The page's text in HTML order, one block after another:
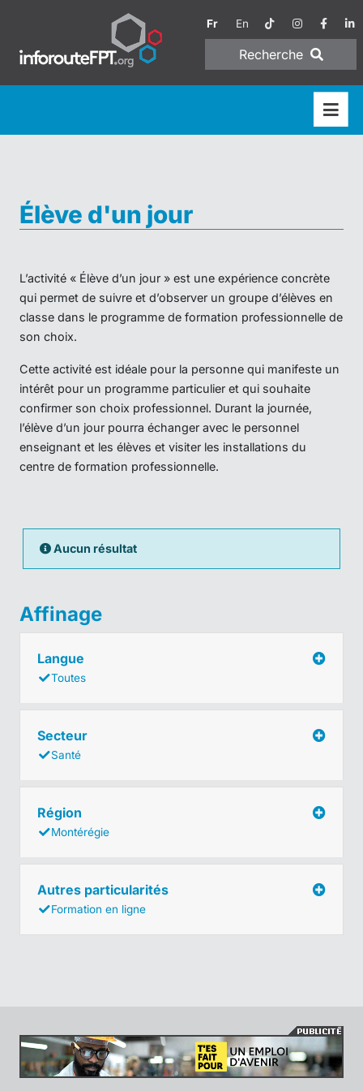
Fr En
Recherche
Élève d'un jour
L’activité « Élève d’un jour » est une expérience concrète
qui permet de suivre et d’observer un groupe d’élèves en
classe dans le programme de formation professionnelle de
son choix.
Cette activité est idéale pour la personne qui manifeste un
intérêt pour un programme particulier et qui souhaite
confirmer son choix professionnel. Durant la journée,
l’élève d’un jour pourra échanger avec le personnel
enseignant et les élèves et visiter les installations du
centre de formation professionnelle.
Aucun résultat
Affinage
Langue
Toutes
Secteur
Santé
Région
Montérégie
Autres particularités
Formation en ligne